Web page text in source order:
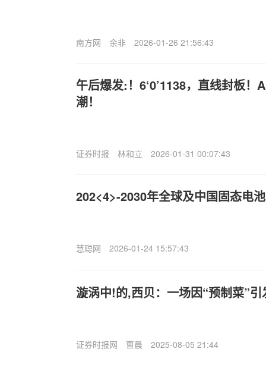
南方网 余非 2026-01-26 21:56:43
午后爆发:！6‘0’1138，直线封板！
潮！
证券时报 林和立 2026-01-31 00:07:43
202<4>-2030年全球及中国固态电
慧聪网 2026-01-24 15:57:43
漩涡中!的,西贝：一场因“预制菜”
证券时报网 曹晨 2025-08-05 21:44